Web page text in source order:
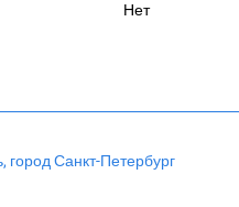
Нет
город Санкт-Петербург